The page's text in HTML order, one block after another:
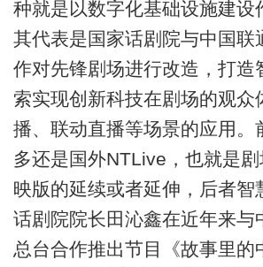
种就是以数字化基础设施建设
其代表是国家话剧院与中国联
作对先锋剧场进行改造，打造
索实现创新科技在剧场的观众
播、联动直播等场景的应用。
多还是国外NTLive，也就是
映版的延续或者延伸，后者智
话剧院院长田沁鑫在近年来与
总台合作推出节目《故事里的